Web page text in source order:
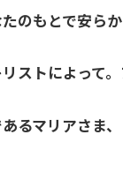
のもとで安ら
ストによって。
るマリアさま